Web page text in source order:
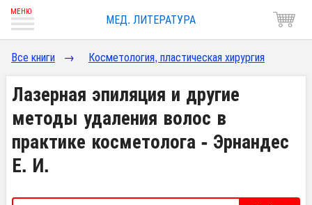
МЕД. ЛИТЕРАТУРА
Все книги → Косметология, пластическая хирургия
Лазерная эпиляция и другие
методы удаления волос в
практике косметолога - Эрнандес
Е. И.